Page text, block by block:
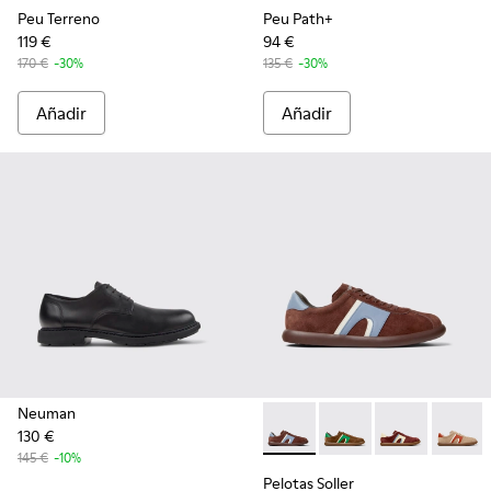
Peu Terreno
119 €
170 € -30%
Añadir
Peu Path+
94 €
135 € -30%
Añadir
Neuman
130 €
145 € -10%
Pelotas Soller - K100937-
Pelotas Soller -
Pelotas Soller
Pelotas Soller